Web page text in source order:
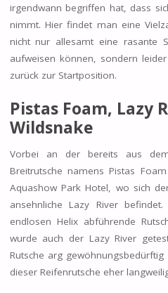
irgendwann begriffen hat, dass
nimmt. Hier findet man eine
nicht nur allesamt eine rasante
aufweisen können, sondern
zurück zur Startposition.
Pistas Foam, Lazy
Wildsnake
Vorbei an der bereits aus
Breitrutsche namens Pistas
Aquashow Park Hotel, wo sich
ansehnliche Lazy River
endlosen Helix abführende
wurde auch der Lazy River
Rutsche arg
dieser Reifenrutsche eher